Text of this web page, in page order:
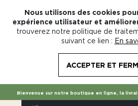
Nous utilisons des cookies
expérience utilisateur et
trouverez notre politique de
suivant ce lien : En
ACCEPTER ET
Bienvenue sur notre boutique en ligne, la